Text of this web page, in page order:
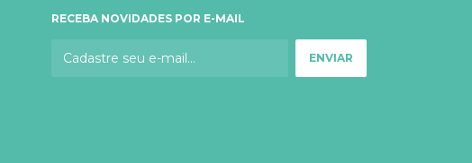
RECEBA NOVIDADES POR E-MAIL